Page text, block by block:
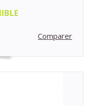
Comparer